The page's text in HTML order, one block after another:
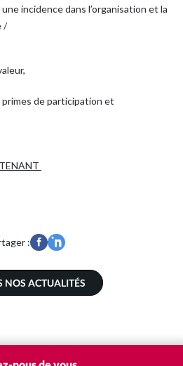
et audit
incidence dans l’organisation et la
/
de participation et
:
NOS ACTUALITÉS